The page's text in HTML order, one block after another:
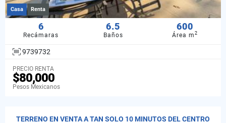
Casa Renta
6
Recámaras
6.5
Baños
600
Área m2
9739732
PRECIO RENTA
$80,000
Pesos Mexicanos
TERRENO EN VENTA A TAN SOLO 10 MINUTOS DEL CENTRO